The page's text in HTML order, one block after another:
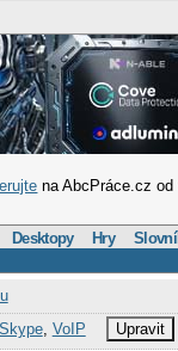
na AbcPráce.cz od
Desktopy Hry
Skype, VoIP Upravit